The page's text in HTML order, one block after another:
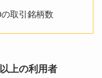
取引銘柄数
上の利用者